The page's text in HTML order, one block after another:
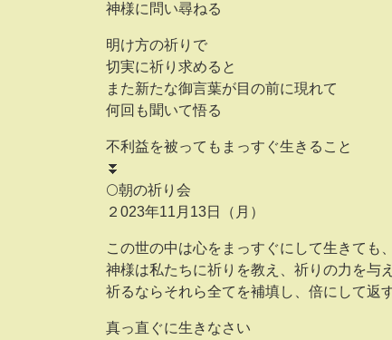
神様に問い尋ねる
明け方の祈りで
切実に祈り求めると
また新たな御言葉が目の前に現れて
何回も聞いて悟る
不利益を被ってもまっすぐ生きること
⏬
🌕朝の祈り会
２023年11月13日（月）
この世の中は心をまっすぐにして生きても
神様は私たちに祈りを教え、祈りの力を与
祈るならそれら全てを補填し、倍にして返
真っ直ぐに生きなさい